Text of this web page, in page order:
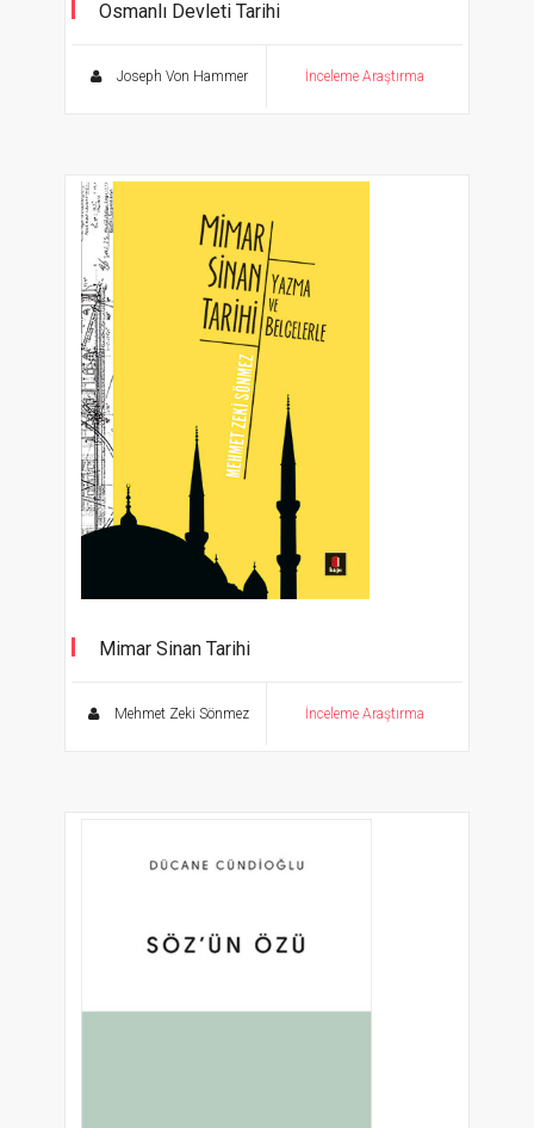
Osmanlı Devleti Tarihi
Joseph Von Hammer İnceleme Araştırma
Mimar Sinan Tarihi
Mehmet Zeki Sönmez İnceleme Araştırma